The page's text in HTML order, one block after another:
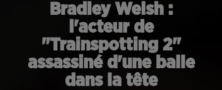
Bradley Welsh :
l'acteur de
"Trainspotting 2"
assassiné d'une balle
dans la tête